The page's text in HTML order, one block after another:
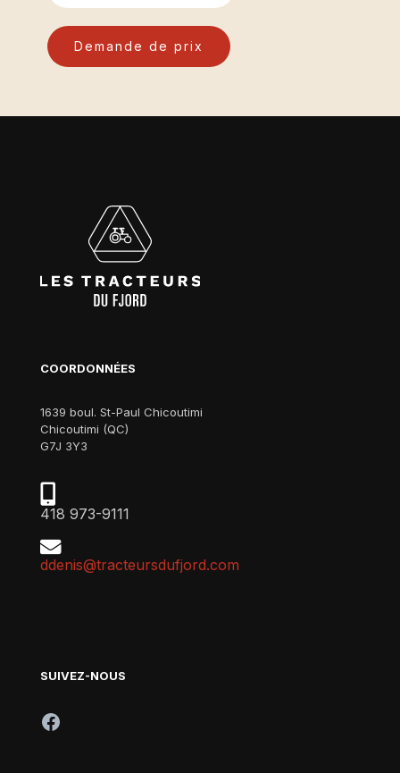
Demande de prix
COORDONNÉES
1639 boul. St-Paul Chicoutimi
Chicoutimi (QC)
G7J 3Y3
418 973-9111
ddenis@tracteursdufjord.com
SUIVEZ-NOUS
Facebook